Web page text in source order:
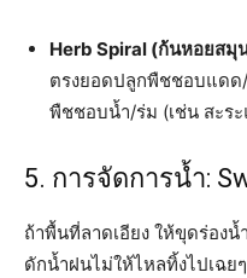
Herb Spiral (ก้นหอยสมุ
ตรงยอดปลูกพืชชอบแดด
พืชชอบน้ำ/ร่ม (เช่น สะร
5. การจัดการน้ำ:
ถ้าพื้นที่ลาดเอียง ให้ขุดร่อง
ดักน้ำฝนไม่ให้ไหลทิ้งไปเฉย